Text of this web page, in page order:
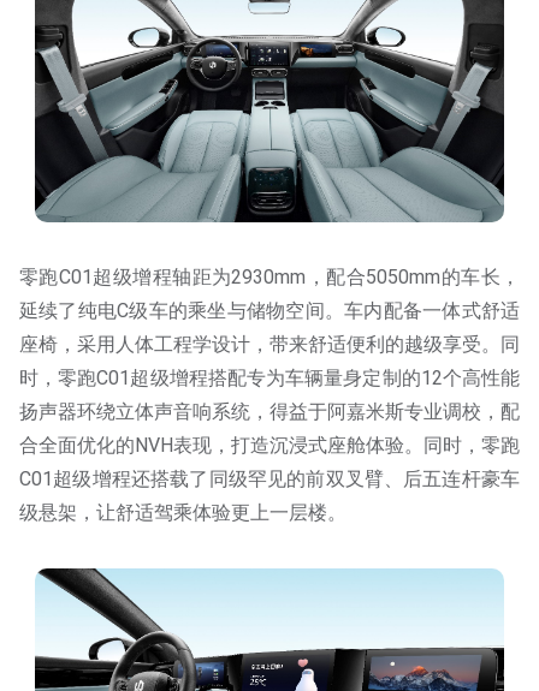
零跑C01超级增程轴距为2930mm，配合5050mm的车长，
延续了纯电C级车的乘坐与储物空间。车内配备一体式舒适
座椅，采用人体工程学设计，带来舒适便利的越级享受。同
时，零跑C01超级增程搭配专为车辆量身定制的12个高性能
扬声器环绕立体声音响系统，得益于阿嘉米斯专业调校，配
合全面优化的NVH表现，打造沉浸式座舱体验。同时，零跑
C01超级增程还搭载了同级罕见的前双叉臂、后五连杆豪车
级悬架，让舒适驾乘体验更上一层楼。